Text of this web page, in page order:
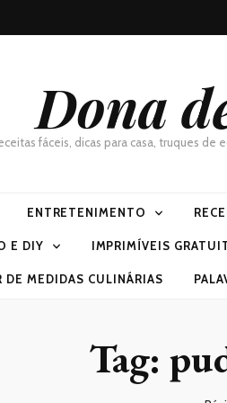
Dona
fáceis, dicas para casa, truques
ENTRETENIMENTO
E DIY IMPRIMÍVEIS
DE MEDIDAS CULINÁRIAS
Tag: